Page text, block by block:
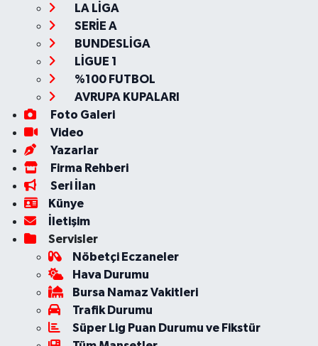
LA LİGA
SERİE A
BUNDESLİGA
LİGUE 1
%100 FUTBOL
AVRUPA KUPALARI
Foto Galeri
Video
Yazarlar
Firma Rehberi
Seri İlan
Künye
İletişim
Servisler
Nöbetçi Eczaneler
Hava Durumu
Bursa Namaz Vakitleri
Trafik Durumu
Süper Lig Puan Durumu ve Fikstür